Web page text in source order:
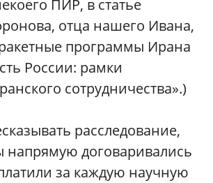
ПИР, в статье
отца нашего Ивана,
программы Ирана
России: рамки
сотрудничества».)
расследование,
напрямую договаривались
за каждую научную